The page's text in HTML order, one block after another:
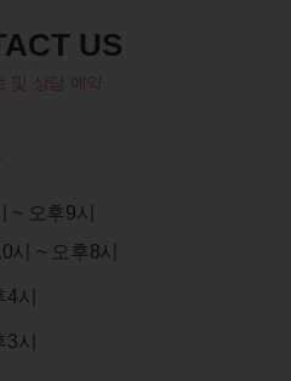
US
및 상담 예약
~ 오후9시
시 ~ 오후8시
시
시